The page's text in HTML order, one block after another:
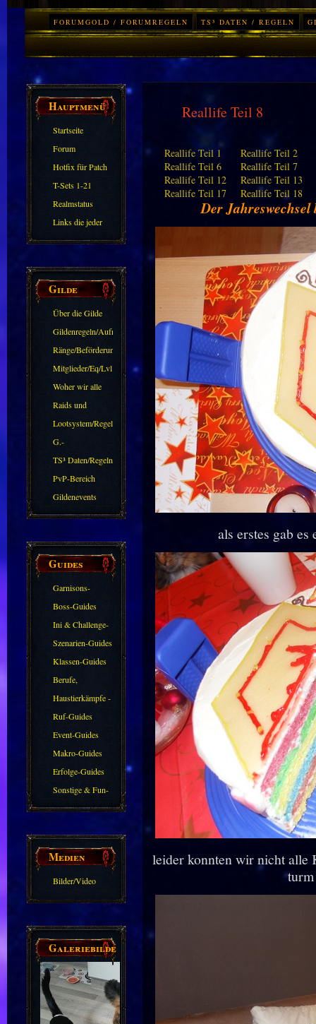
FORUMGOLD / FORUMREGELN TS³ DATEN / REGELN
Hauptmenü
Startseite
Forum
Hotfix für Patch
11.X
T-Sets 1-21
Realmstatus
Links die jeder
kennen sollte?!
Gilde
Über die Gilde
(DAW)
Gildenregeln/Aufnahme
Ränge/Beförderungen
Mitglieder/Eq/Lvl
Woher wir alle
kommen.
Raids und
Zubehör
Lootsystem/Regeln
G.-
Sparkasse/Goldleihen
TS³ Daten/Regeln
PvP-Bereich
Gildenevents
Guides
Garnisons-
Guides
Boss-Guides
Ini & Challenge-
Guides
Szenarien-Guides
Klassen-Guides
Berufe,
Farmkarten und
Haustiere
Haustierkämpfe -
Guide
Ruf-Guides
Event-Guides
Makro-Guides
Erfolge-Guides
Sonstige & Fun-
Guides
Medien
Bilder/Video
Galeriebilder
Reallife Teil 8
Reallife Teil 1
Reallife Teil 2
Reallife Teil 6
Reallife Teil 7
Reallife Teil 12
Reallife Teil 13
Reallife Teil 17
Reallife Teil 18
Der
als erstes gab
leider konnten wir nicht alle